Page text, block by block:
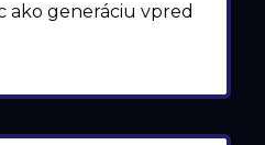
ako generáciu vpred